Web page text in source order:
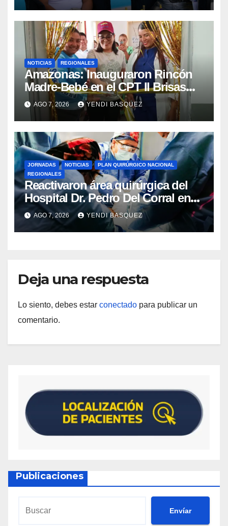
NOTICIAS REGIONALES
​Amazonas: Inauguraron Rincón
Madre-Bebé en el CPT II Brisas
del Aeropuerto ​Inauguraron
Rincón
AGO 7, 2026 YENDI BASQUEZ
JORNADAS NOTICIAS
PLAN QUIRÚRGICO NACIONAL
REGIONALES
Reactivaron área quirúrgica del
Hospital Dr. Pedro Del Corral en
Guárico
AGO 7, 2026 YENDI BASQUEZ
Deja una respuesta
Lo siento, debes estar conectado para publicar un
comentario.
Publicaciones
Envíar